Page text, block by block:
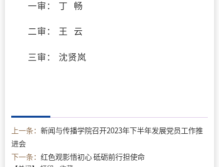
一审： 丁 畅
二审： 王 云
三审： 沈贤岚
上一条： 新闻与传播学院召开2023年下半年发展党员工作推
进会
下一条： 红色观影悟初心 砥砺前行担使命